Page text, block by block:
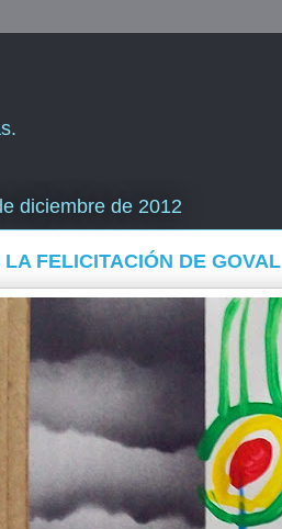
diciembre de 2012
FELICITACIÓN DE GOVAL